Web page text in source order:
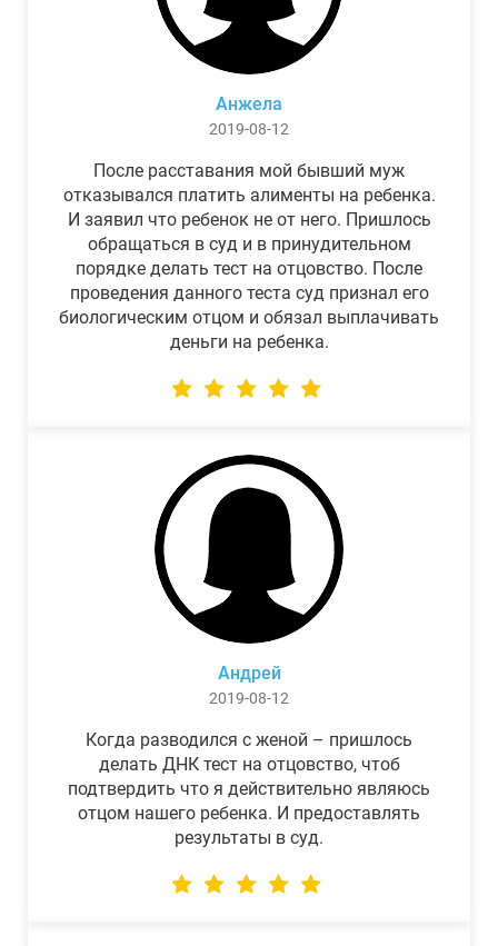
Анжела
2019-08-12
После расставания мой бывший муж
отказывался платить алименты на ребенка.
И заявил что ребенок не от него. Пришлось
обращаться в суд и в принудительном
порядке делать тест на отцовство. После
проведения данного теста суд признал его
биологическим отцом и обязал выплачивать
деньги на ребенка.
Андрей
2019-08-12
Когда разводился с женой – пришлось
делать ДНК тест на отцовство, чтоб
подтвердить что я действительно являюсь
отцом нашего ребенка. И предоставлять
результаты в суд.